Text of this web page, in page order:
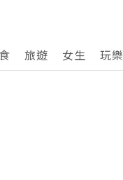
旅遊 女生 玩樂